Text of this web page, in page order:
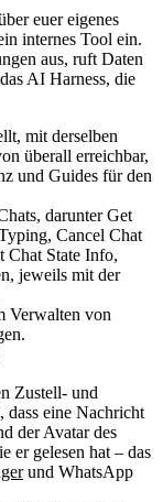
euer eigenes
internes Tool ein.
aus, ruft Daten
AI Harness, die
mit derselben
überall erreichbar,
und Guides für den
Verwalten von
Zustell- und
dass eine Nachricht
der Avatar des
er gelesen hat – das
und WhatsApp